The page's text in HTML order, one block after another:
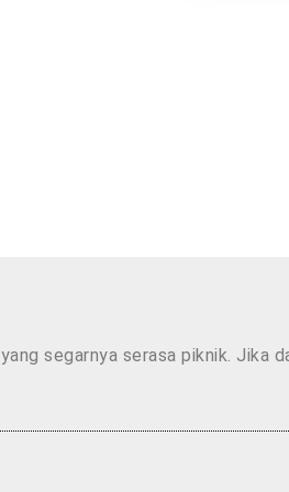
yang segarnya serasa piknik. Jika